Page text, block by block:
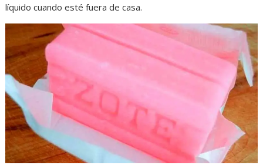
líquido cuando esté fuera de casa.